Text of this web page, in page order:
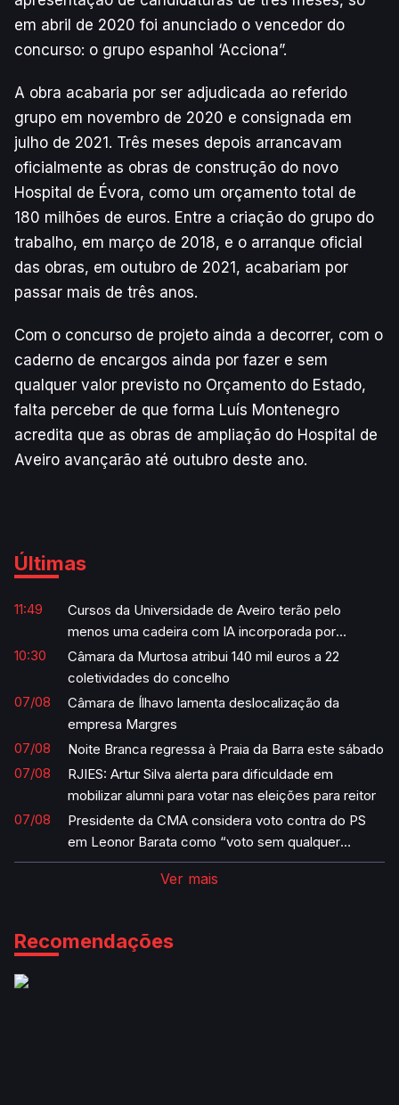
em abril de 2020 foi anunciado o vencedor do
concurso: o grupo espanhol ‘Acciona”.
A obra acabaria por ser adjudicada ao referido
grupo em novembro de 2020 e consignada em
julho de 2021. Três meses depois arrancavam
oficialmente as obras de construção do novo
Hospital de Évora, como um orçamento total de
180 milhões de euros. Entre a criação do grupo do
trabalho, em março de 2018, e o arranque oficial
das obras, em outubro de 2021, acabariam por
passar mais de três anos.
Com o concurso de projeto ainda a decorrer, com o
caderno de encargos ainda por fazer e sem
qualquer valor previsto no Orçamento do Estado,
falta perceber de que forma Luís Montenegro
acredita que as obras de ampliação do Hospital de
Aveiro avançarão até outubro deste ano.
Últimas
11:49
Cursos da Universidade de Aveiro terão pelo
menos uma cadeira com IA incorporada por
semestre
10:30
Câmara da Murtosa atribui 140 mil euros a 22
coletividades do concelho
07/08
Câmara de Ílhavo lamenta deslocalização da
empresa Margres
07/08
Noite Branca regressa à Praia da Barra este sábado
07/08
RJIES: Artur Silva alerta para dificuldade em
mobilizar alumni para votar nas eleições para reitor
07/08
Presidente da CMA considera voto contra do PS
em Leonor Barata como “voto sem qualquer
sentido”
Ver mais
Recomendações